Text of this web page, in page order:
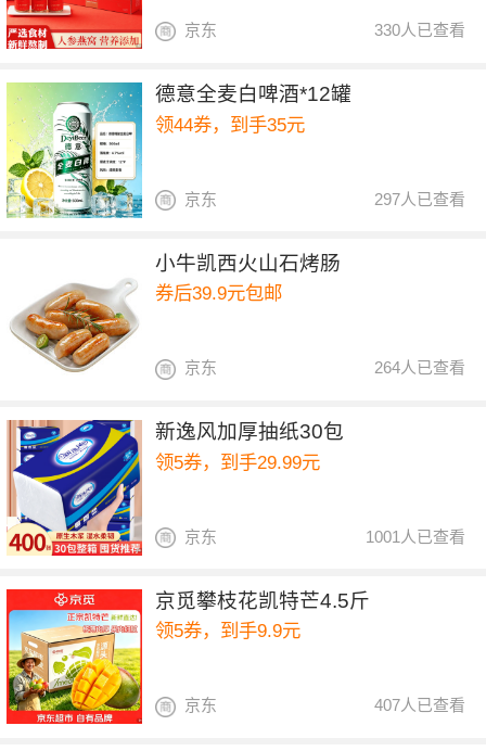
330人已查看
京东
德意全麦白啤酒*12罐
领44券，到手35元
297人已查看
京东
小牛凯西火山石烤肠
券后39.9元包邮
264人已查看
京东
新逸风加厚抽纸30包
领5券，到手29.99元
1001人已查看
京东
京觅攀枝花凯特芒4.5斤
领5券，到手9.9元
407人已查看
京东